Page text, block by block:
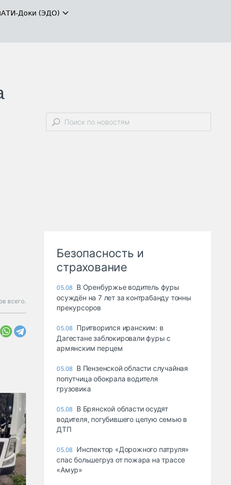
АТИ-Доки (ЭДО)
всего.
Безопасность и
страхование
05.08 В Оренбуржье водитель фуры
осуждён на 7 лет за контрабанду тонны
прекурсоров
05.08 Притворился иранским: в
Дагестане заблокировали фуры с
армянским перцем
05.08 В Пензенской области случайная
попутчица обокрала водителя
грузовика
05.08 В Брянской области осудят
водителя, погубившего целую семью в
ДТП
05.08 Инспектор «Дорожного патруля»
спас большегруз от пожара на трассе
«Амур»